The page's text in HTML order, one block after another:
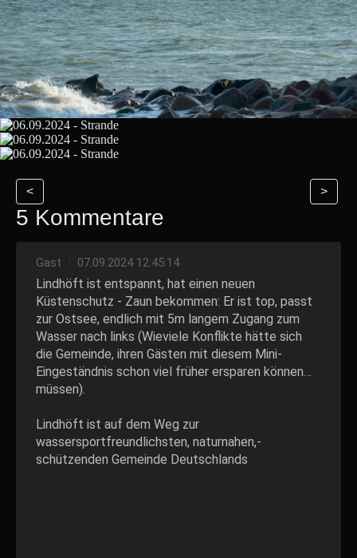
< >
5 Kommentare
Gast 07.09.2024 12:45:14
Lindhöft ist entspannt, hat einen neuen
Küstenschutz - Zaun bekommen: Er ist top, passt
zur Ostsee, endlich mit 5m langem Zugang zum
Wasser nach links (Wieviele Konflikte hätte sich
die Gemeinde, ihren Gästen mit diesem Mini-
Eingeständnis schon viel früher ersparen können…
müssen).
Lindhöft ist auf dem Weg zur
wassersportfreundlichsten, naturnahen,-
schützenden Gemeinde Deutschlands